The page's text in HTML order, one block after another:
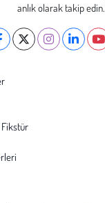
anlık olarak takip edin.